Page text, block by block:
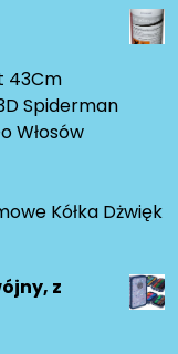
43Cm
Spiderman
Włosów
Kółka Dżwięk
z